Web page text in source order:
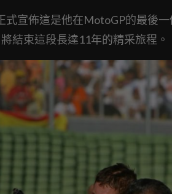
式宣佈這是他在MotoGP的最後
結束這段長達11年的精采旅程。